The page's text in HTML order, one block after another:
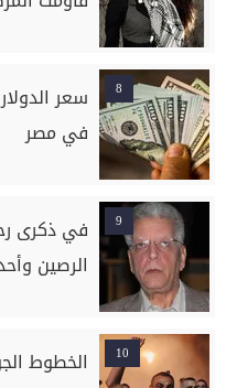
8
في مصر
9
في ذكرى
الرصين
10
الخطوط